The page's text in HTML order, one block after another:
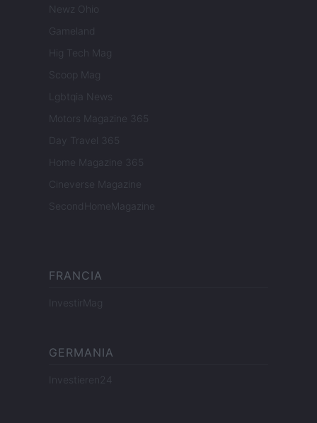
Newz Ohio
Gameland
Hig Tech Mag
Scoop Mag
Lgbtqia News
Motors Magazine 365
Day Travel 365
Home Magazine 365
Cineverse Magazine
SecondHomeMagazine
FRANCIA
InvestirMag
GERMANIA
Investieren24